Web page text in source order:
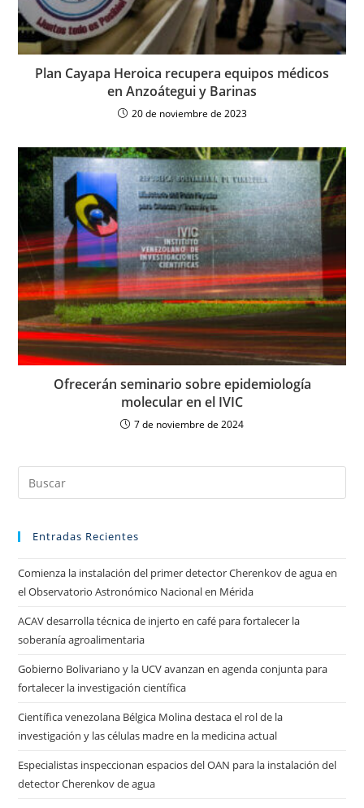
Plan Cayapa Heroica recupera equipos médicos
en Anzoátegui y Barinas
20 de noviembre de 2023
Ofrecerán seminario sobre epidemiología
molecular en el IVIC
7 de noviembre de 2024
Entradas Recientes
Comienza la instalación del primer detector Cherenkov de agua en
el Observatorio Astronómico Nacional en Mérida
ACAV desarrolla técnica de injerto en café para fortalecer la
soberanía agroalimentaria
Gobierno Bolivariano y la UCV avanzan en agenda conjunta para
fortalecer la investigación científica
Científica venezolana Bélgica Molina destaca el rol de la
investigación y las células madre en la medicina actual
Especialistas inspeccionan espacios del OAN para la instalación del
detector Cherenkov de agua